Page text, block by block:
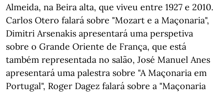
Almeida, na Beira alta, que viveu entre 1927 e 2010.
Carlos Otero falará sobre "Mozart e a Maçonaria",
Dimitri Arsenakis apresentará uma perspetiva
sobre o Grande Oriente de França, que está
também representada no salão, José Manuel Anes
apresentará uma palestra sobre "A Maçonaria em
Portugal", Roger Dagez falará sobre a "Maçonaria